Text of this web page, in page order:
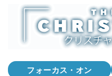
フォーカス・オン